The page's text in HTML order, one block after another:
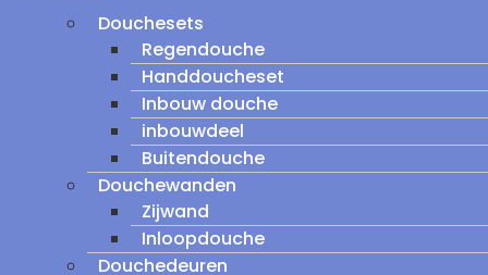
Douchesets
Regendouche
Handdoucheset
Inbouw douche
inbouwdeel
Buitendouche
Douchewanden
Zijwand
Inloopdouche
Douchedeuren